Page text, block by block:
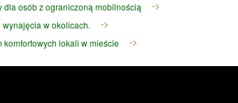
dla osób z ograniczoną mobilnością
wynajęcia w okolicach.
komfortowych lokali w mieście